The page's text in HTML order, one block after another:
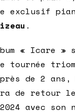
exclusif
.
« Icare »
tournée
de 2 ans,
de retour
avec son